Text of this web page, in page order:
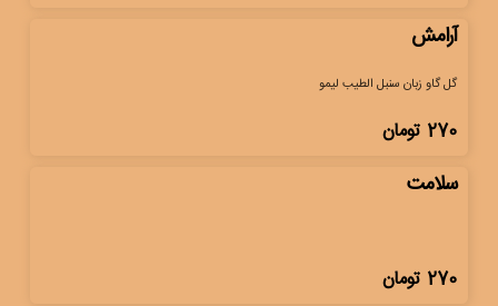
آرامش
گل گاو زبان سنبل الطیب لیمو
270 تومان
سلامت
270 تومان